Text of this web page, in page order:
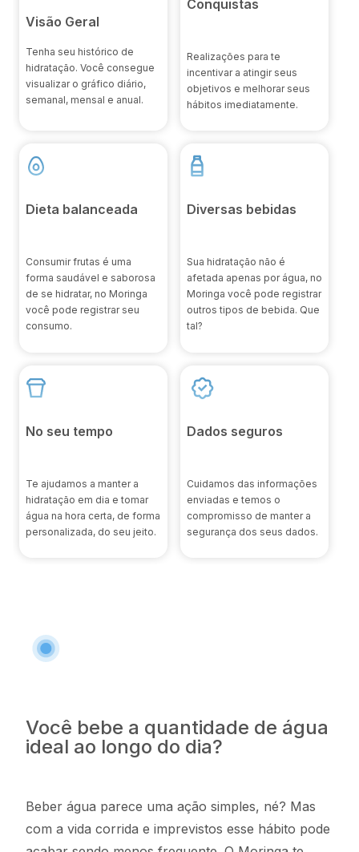
Visão Geral​
Tenha seu histórico de
hidratação. Você consegue
visualizar o gráfico diário,
semanal, mensal e anual.
Conquistas
Realizações para te
incentivar a atingir seus
objetivos e melhorar seus
hábitos imediatamente.
Dieta balanceada
Consumir frutas é uma
forma saudável e saborosa
de se hidratar, no Moringa
você pode registrar seu
consumo.
Diversas bebidas
Sua hidratação não é
afetada apenas por água, no
Moringa você pode registrar
outros tipos de bebida. Que
tal?
No seu tempo
Te ajudamos a manter a
hidratação em dia e tomar
água na hora certa, de forma
personalizada, do seu jeito.
Dados seguros
Cuidamos das informações
enviadas e temos o
compromisso de manter a
segurança dos seus dados.
Você bebe a quantidade de água
ideal ao longo do dia?
Beber água parece uma ação simples, né? Mas
com a vida corrida e imprevistos esse hábito pode